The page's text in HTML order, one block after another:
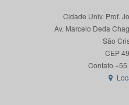
Cidade Univ. Prof.
Av. Marcelo Deda
São
CEP